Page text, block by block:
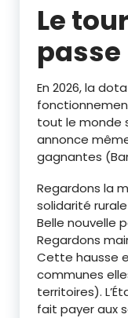
Le
passe
En 2026, la
tout le monde
annonce
gagnantes
Regardons la
solidarité
Belle nouvelle
Regardons
Cette hausse
communes
territoires).
fait payer aux